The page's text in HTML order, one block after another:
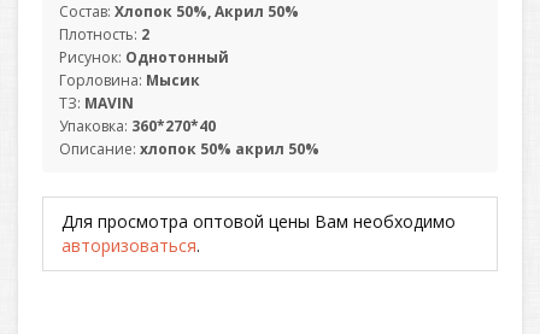
Состав: Хлопок 50%, Акрил 50%
Плотность: 2
Рисунок: Однотонный
Горловина: Мысик
ТЗ: MAVIN
Упаковка: 360*270*40
Описание: хлопок 50% акрил 50%
Для просмотра оптовой цены Вам необходимо
авторизоваться.